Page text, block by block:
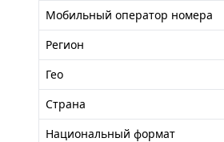
Мобильный оператор номера
Регион
Гео
Страна
Национальный формат